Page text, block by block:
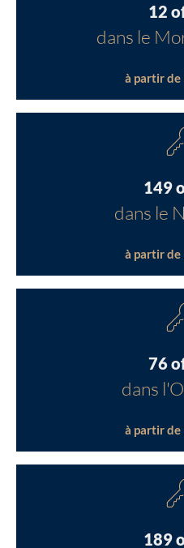
12
dans le
à partir de
149
dans le
à partir de
76
dans
à partir de
189